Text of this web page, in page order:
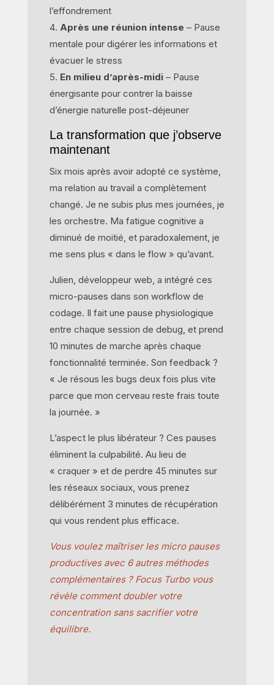
l’effondrement
Après une réunion intense – Pause
mentale pour digérer les informations et
évacuer le stress
En milieu d’après-midi– Pause
énergisante pour contrer la baisse
d’énergie naturelle post-déjeuner
La transformation que j’observe
maintenant
Six mois après avoir adopté ce système,
ma relation au travail a complètement
changé. Je ne subis plus mes journées, je
les orchestre. Ma fatigue cognitive a
diminué de moitié, et paradoxalement, je
me sens plus « dans le flow » qu’avant.
Julien, développeur web, a intégré ces
micro-pauses dans son workflow de
codage. Il fait une pause physiologique
entre chaque session de debug, et prend
10 minutes de marche après chaque
fonctionnalité terminée. Son feedback ?
« Je résous les bugs deux fois plus vite
parce que mon cerveau reste frais toute
la journée. »
L’aspect le plus libérateur ? Ces pauses
éliminent la culpabilité. Au lieu de
« craquer » et de perdre 45 minutes sur
les réseaux sociaux, vous prenez
délibérément 3 minutes de récupération
qui vous rendent plus efficace.
Vous voulez maîtriser les micro pauses
productives avec 6 autres méthodes
complémentaires ? Focus Turbo vous
révèle comment doubler votre
concentration sans sacrifier votre
équilibre.